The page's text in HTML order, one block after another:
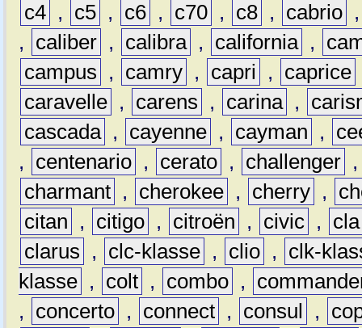
c4 , c5 , c6 , c70 , c8 , cabrio
,
caliber , calibra , california ,
campus
, camry , capri , caprice
caravelle , carens , carina ,
cascada , cayenne , cayman ,
,
centenario , cerato , challenger
charmant , cherokee , cherry ,
citan
, citigo , citroën , civic ,
cla
clarus
, clc-klasse , clio ,
clk-
klasse , colt , combo ,
,
concerto , connect , consul ,